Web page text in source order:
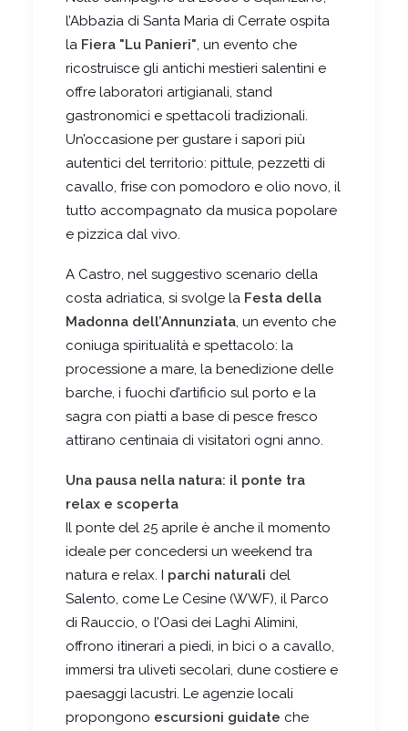
l’Abbazia di Santa Maria di Cerrate ospita
la Fiera "Lu Panieri", un evento che
ricostruisce gli antichi mestieri salentini e
offre laboratori artigianali, stand
gastronomici e spettacoli tradizionali.
Un’occasione per gustare i sapori più
autentici del territorio: pittule, pezzetti di
cavallo, frise con pomodoro e olio novo, il
tutto accompagnato da musica popolare
e pizzica dal vivo.
A Castro, nel suggestivo scenario della
costa adriatica, si svolge la Festa della
Madonna dell’Annunziata, un evento che
coniuga spiritualità e spettacolo: la
processione a mare, la benedizione delle
barche, i fuochi d’artificio sul porto e la
sagra con piatti a base di pesce fresco
attirano centinaia di visitatori ogni anno.
Una pausa nella natura: il ponte tra
relax e scoperta
Il ponte del 25 aprile è anche il momento
ideale per concedersi un weekend tra
natura e relax. I parchi naturali del
Salento, come Le Cesine (WWF), il Parco
di Rauccio, o l’Oasi dei Laghi Alimini,
offrono itinerari a piedi, in bici o a cavallo,
immersi tra uliveti secolari, dune costiere e
paesaggi lacustri. Le agenzie locali
propongono escursioni guidate che